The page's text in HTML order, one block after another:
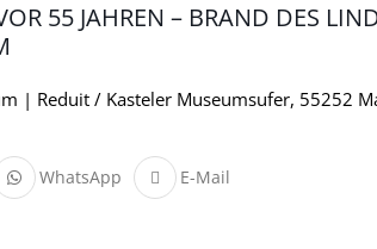
55 JAHREN – BRAND DES
| Reduit / Kasteler Museumsufer, 55252
WhatsApp E-Mail